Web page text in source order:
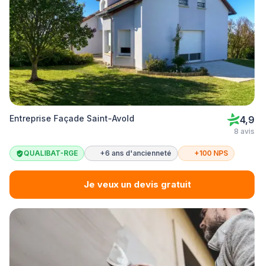
Entreprise Façade Saint-Avold 4,9
8 avis
QUALIBAT-RGE +6 ans d'ancienneté +100 NPS
Je veux un devis gratuit